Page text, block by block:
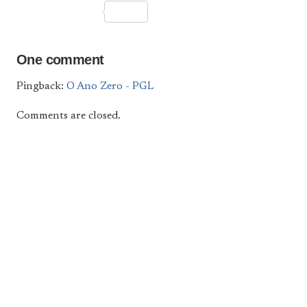
Link
One comment
Pingback: O Ano Zero - PGL
Comments are closed.